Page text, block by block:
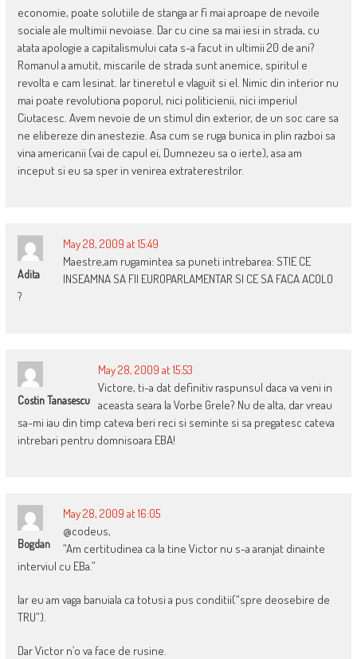
economie, poate solutiile de stanga ar fi mai aproape de nevoile
sociale ale multimii nevoiase. Dar cu cine sa mai iesi in strada, cu
atata apologie a capitalismului cata s-a facut in ultimii 20 de ani?
Romanul a amutit, miscarile de strada sunt anemice, spiritul e
revolta e cam lesinat. Iar tineretul e vlaguit si el. Nimic din interior nu
mai poate revolutiona poporul, nici politicienii, nici imperiul
Ciutacesc. Avem nevoie de un stimul din exterior, de un soc care sa
ne elibereze din anestezie. Asa cum se ruga bunica in plin razboi sa
vina americanii (vai de capul ei, Dumnezeu sa o ierte), asa am
inceput si eu sa sper in venirea extraterestrilor.
Adita
May 28, 2009 at 15:49
Maestre,am rugamintea sa puneti intrebarea: STIE CE
INSEAMNA SA FII EUROPARLAMENTAR SI CE SA FACA ACOLO
?
Costin Tanasescu
May 28, 2009 at 15:53
Victore, ti-a dat definitiv raspunsul daca va veni in
aceasta seara la Vorbe Grele? Nu de alta, dar vreau
sa-mi iau din timp cateva beri reci si seminte si sa pregatesc cateva
intrebari pentru domnisoara EBA!
Bogdan
May 28, 2009 at 16:05
@codeus,
“Am certitudinea ca la tine Victor nu s-a aranjat dinainte
interviul cu EBa.”
Iar eu am vaga banuiala ca totusi a pus conditii(“spre deosebire de
TRU”).
Dar Victor n’o va face de rusine.